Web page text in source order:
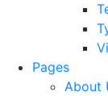
Pages
About